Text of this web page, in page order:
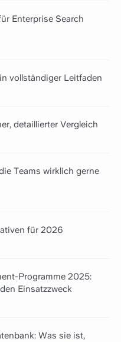
Enterprise Search
vollständiger Leitfaden
detaillierter Vergleich
Teams wirklich gerne
für 2026
Programme 2025:
Einsatzzweck
Was sie ist,